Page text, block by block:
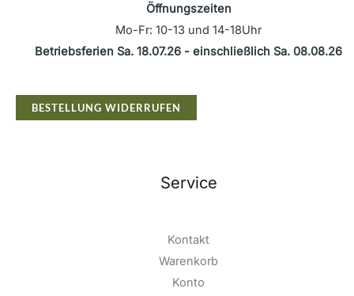
Öffnungszeiten
Mo-Fr: 10-13 und 14-18Uhr
Betriebsferien Sa. 18.07.26 - einschließlich Sa. 08.08.26
BESTELLUNG WIDERRUFEN
Service
Kontakt
Warenkorb
Konto